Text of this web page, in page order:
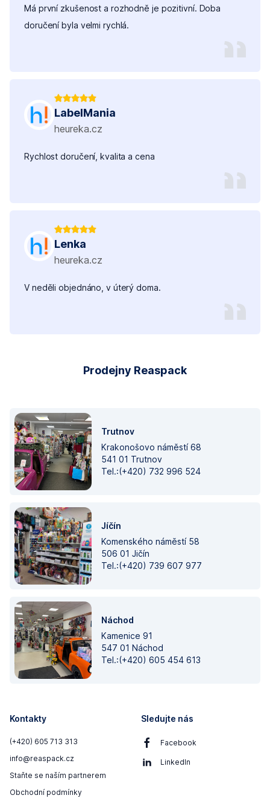
Má první zkušenost a rozhodně je pozitivní. Doba
doručení byla velmi rychlá.
LabelMania
heureka.cz
Rychlost doručení, kvalita a cena
Lenka
heureka.cz
V neděli objednáno, v úterý doma.
Prodejny Reaspack
Trutnov
Krakonošovo náměstí 68
541 01 Trutnov
Tel.:(+420) 732 996 524
Jíčín
Komenského náměstí 58
506 01 Jičín
Tel.:(+420) 739 607 977
Náchod
Kamenice 91
547 01 Náchod
Tel.:(+420) 605 454 613
Kontakty
(+420) 605 713 313
info@reaspack.cz
Staňte se naším partnerem
Obchodní podmínky
Sledujte nás
Facebook
LinkedIn